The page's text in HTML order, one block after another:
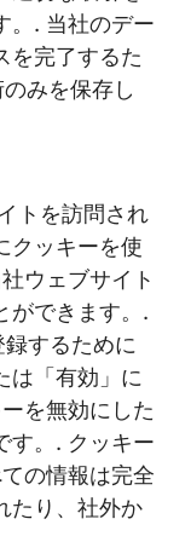
。. 当社のデー
を完了するた
みを保存し
トを訪問され
クッキーを使
ウェブサイト
ができます。.
するために
は「有効」に
を無効にした
す。. クッキー
の情報は完全
たり、社外か